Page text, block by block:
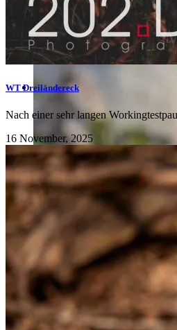
WT Dreiländereck
Nach einer sehr langen
16 November, 2025